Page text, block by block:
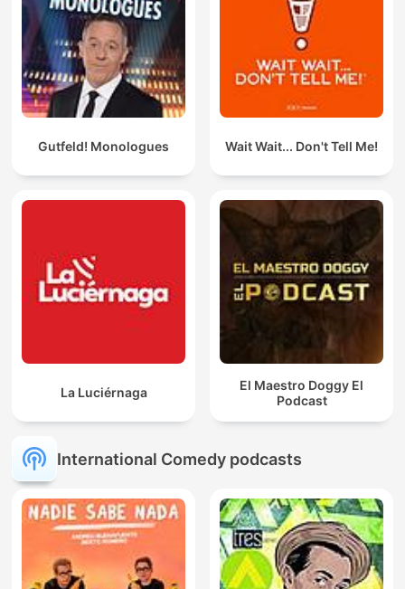
Gutfeld! Monologues Wait Wait... Don't Tell Me!
La Luciérnaga
El Maestro Doggy El
Podcast
International Comedy podcasts